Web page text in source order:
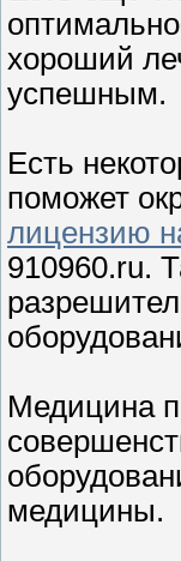
хороший
успешным.
Есть
поможет
лицензию
910960.ru.
Медицина
медицины.